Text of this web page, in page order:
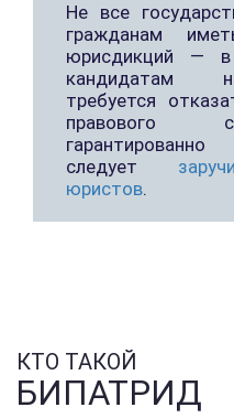
Не все
гражданам
юрисдикций — в
кандидатам
требуется
правового
следует
юристов.
КТО ТАКОЙ
БИПАТРИД